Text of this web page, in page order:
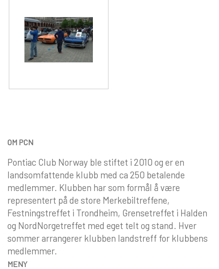
OM PCN
Pontiac Club Norway ble stiftet i 2010 og er en
landsomfattende klubb med ca 250 betalende
medlemmer. Klubben har som formål å være
representert på de store Merkebiltreffene,
Festningstreffet i Trondheim, Grensetreffet i Halden
og NordNorgetreffet med eget telt og stand. Hver
sommer arrangerer klubben landstreff for klubbens
medlemmer.
MENY